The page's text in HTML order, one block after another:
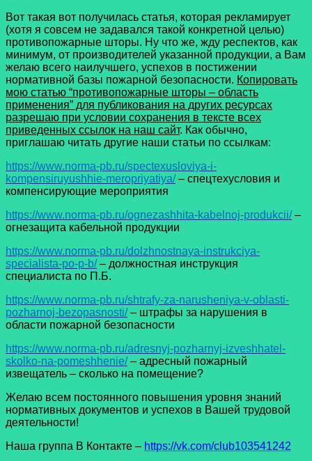
Вот такая вот получилась статья, которая рекламирует
(хотя я совсем не задавался такой конкретной целью)
противопожарные шторы. Ну что же, жду респектов, как
минимум, от производителей указанной продукции, а Вам
желаю всего наилучшего, успехов в постижении
нормативной базы пожарной безопасности. Копировать
мою статью “противопожарные шторы – область
применения” для публикования на других ресурсах
разрешаю при условии сохранения в тексте всех
приведенных ссылок на наш сайт. Как обычно,
приглашаю читать другие наши статьи по ссылкам:
https://www.norma-pb.ru/spectexusloviya-i-
kompensiruyushhie-meropriyatiya/– спецтехусловия и
компенсирующие мероприятия
https://www.norma-pb.ru/ognezashhita-kabelnoj-produkcii/–
огнезащита кабельной продукции
https://www.norma-pb.ru/dolzhnostnaya-instrukciya-
specialista-po-p-b/– должностная инструкция
специалиста по П.Б.
https://www.norma-pb.ru/shtrafy-za-narusheniya-v-oblasti-
pozharnoj-bezopasnosti/– штрафы за нарушения в
области пожарной безопасности
https://www.norma-pb.ru/adresnyj-pozharnyj-izveshhatel-
skolko-na-pomeshhenie/– адресный пожарный
извещатель – сколько на помещение?
Желаю всем постоянного повышения уровня знаний
нормативных документов и успехов в Вашей трудовой
деятельности!
Наша группа В Контакте – https://vk.com/club103541242